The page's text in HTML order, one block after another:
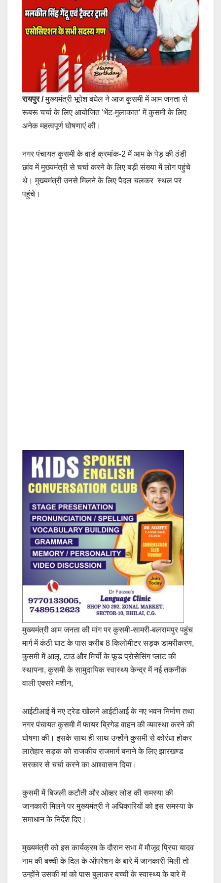
रायपुर /मुख्यमंत्री भूपेश बघेल ने आज कुसमी में आम जनता से
रूबरू चर्चा के लिए आयोजित ‘भेंट-मुलाकात‘ में कुसमी के लिए
अनेक महत्वपूर्ण घोषणाएं की।
नगर पंचायत कुसमी के वार्ड क्रमांक-2 में आम के पेड़ की ठंडी
छांव में मुख्यमंत्री से चर्चा करने के लिए बड़ी संख्या में लोग पहुंचे
थे। मुख्यमंत्री उनसे मिलने के लिए पैदल चलकर स्थल पर
पहुंचे।
मुख्यमंत्री आम जनता की मांग पर कुसमी-सामरी-बलरामपुर पहुंच
मार्ग में कंठी घाट के पास करीब 8 किलोमीटर सड़क डामरीकरण,
कुसमी में आलू, टाउ और मिर्ची के फूड प्रोसेसिंग प्लांट की
स्थापना, कुसमी के सामुदायिक स्वास्थ्य केन्द्र में नई तकनीक
वाली एक्सरे मशीन,
आईटीआई में नए ट्रेड खोलने आईटीआई के नए भवन निर्माण तथा
नगर पंचायत कुसमी में फायर ब्रिगेड वाहन की व्यवस्था करने की
घोषणा की। इसके साथ ही साथ उन्होंने कुसमी से कोरंधा होकर
लातेहार सड़क को राजकीय राजमार्ग बनाने के लिए झारखण्ड
सरकार से चर्चा करने का आश्वासन दिया।
कुसमी में बिजली कटौती और ओव्हर लोड की समस्या की
जानकारी मिलने पर मुख्यमंत्री ने अधिकारियों को इस समस्या के
समाधान के निर्देश दिए।
मुख्यमंत्री को इस कार्यक्रम के दौरान सभा में मौजूद प्रिया यादव
नाम की बच्ची के दिल के ऑपरेशन के बारे में जानकारी मिली तो
उन्होंने उसकी मां को पास बुलाकर बच्ची के स्वास्थ्य के बारे में